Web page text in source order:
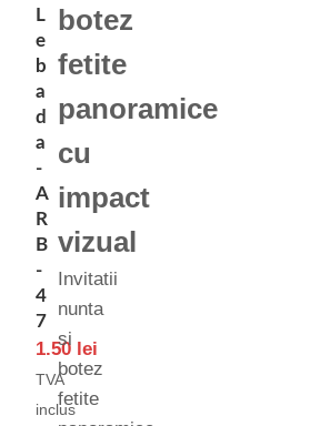
L
e
b
a
d
a
-
A
R
B
-
4
7
1.50 lei
TVA
inclus
botez
fetite
panoramice
cu
impact
vizual
Invitatii
nunta
si
botez
fetite